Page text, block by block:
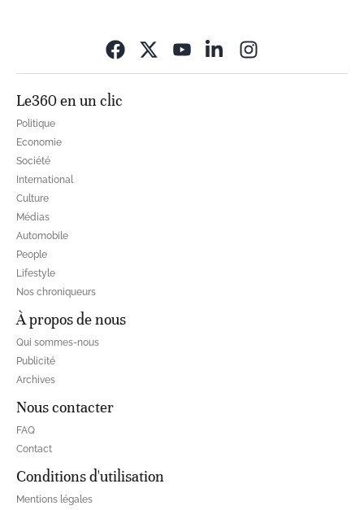
Le360 en un clic
Politique
Economie
Société
International
Culture
Médias
Automobile
People
Lifestyle
Nos chroniqueurs
À propos de nous
Qui sommes-nous
Publicité
Archives
Nous contacter
FAQ
Contact
Conditions d'utilisation
Mentions légales